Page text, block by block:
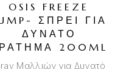
OSIS FREEZE
ΣΠΡΕΙ ΓΙΑ
ΔΥΝΑΤΌ
200ML
Μαλλιών για Δυνατό